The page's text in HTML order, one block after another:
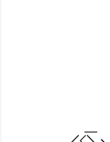
|/| :.ト＼
' |
, :八￣
/／⌒ヽ
' ヽ: ≧
-＼:.
r―――― /
ハ / _
＿ / ｉ _